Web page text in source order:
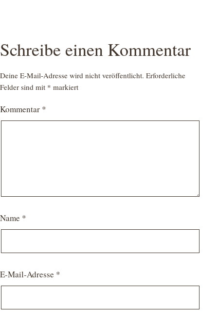
Schreibe einen Kommentar
Deine E-Mail-Adresse wird nicht veröffentlicht. Erforderliche
Felder sind mit * markiert
Kommentar *
Name *
E-Mail-Adresse *